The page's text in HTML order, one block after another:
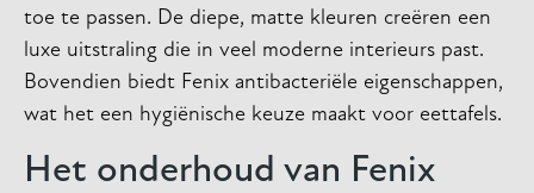
toe te passen. De diepe, matte kleuren creëren een
luxe uitstraling die in veel moderne interieurs past.
Bovendien biedt Fenix antibacteriële eigenschappen,
wat het een hygiënische keuze maakt voor eettafels.
Het onderhoud van Fenix